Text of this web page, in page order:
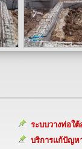
ระบบวางท่อใต้
บริการแก้ปัญห